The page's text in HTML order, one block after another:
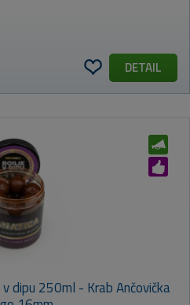
DETAIL
dipu 250ml - Krab Ančovička